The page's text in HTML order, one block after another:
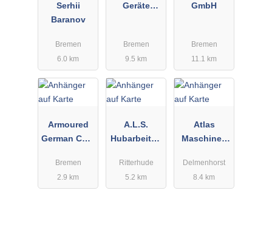
Serhii
Baranov
Bremen
6.0 km
Geräte
Bremen
9.5 km
GmbH
Bremen
11.1 km
Armoured
German Cars
KG
Bremen
2.9 km
A.L.S.
Hubarbeitsb
GmbH
Ritterhude
5.2 km
Atlas
Maschinen
Delmenhorst
8.4 km